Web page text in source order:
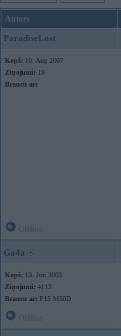
Autors
ParadiseLost
Kopš: 10. Aug 2007
Ziņojumi: 19
Braucu ar:
Ga4a
Kopš: 13. Jun 2003
Ziņojumi: 4113
Braucu ar: F15 M50D